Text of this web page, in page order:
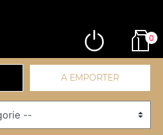
0
A EMPORTER